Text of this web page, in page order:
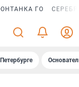
ГО